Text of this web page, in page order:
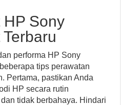
Sony
performa HP Sony
tips perawatan
Pertama, pastikan Anda
HP secara rutin
tidak berbahaya. Hindari